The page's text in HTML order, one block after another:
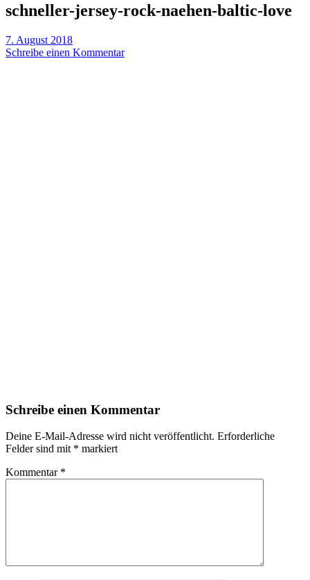
schneller-jersey-rock-naehen-baltic-love
7. August 2018
Schreibe einen Kommentar
Schreibe einen Kommentar
Deine E-Mail-Adresse wird nicht veröffentlicht. Erforderliche
Felder sind mit * markiert
Kommentar *